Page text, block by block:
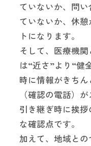
ていないか、問
ていないか、休
トになります。
そして、医療機
は“近さ”より“健
時に情報がきち
（確認の電話）
引き継ぎ時に挨
な確認点です。
加えて、地域と